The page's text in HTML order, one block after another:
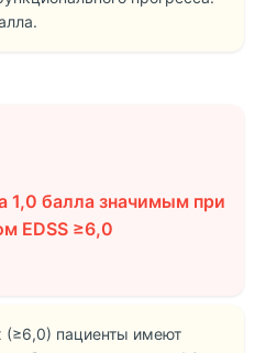
1,0 балла значимым при
EDSS ≥6,0
(≥6,0) пациенты имеют